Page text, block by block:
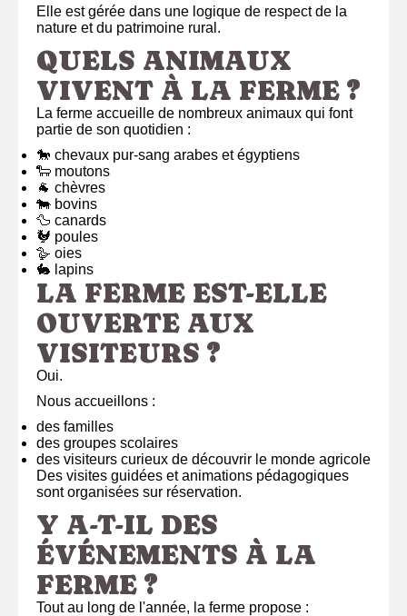
Elle est gérée dans une logique de respect de la
nature et du patrimoine rural.
QUELS ANIMAUX
VIVENT À LA FERME ?
La ferme accueille de nombreux animaux qui font
partie de son quotidien :
🐎 chevaux pur-sang arabes et égyptiens
🐑 moutons
🐐 chèvres
🐄 bovins
🦆 canards
🐓 poules
🪿 oies
🐇 lapins
LA FERME EST-ELLE
OUVERTE AUX
VISITEURS ?
Oui.
Nous accueillons :
des familles
des groupes scolaires
des visiteurs curieux de découvrir le monde agricole
Des visites guidées et animations pédagogiques
sont organisées sur réservation.
Y A-T-IL DES
ÉVÉNEMENTS À LA
FERME ?
Tout au long de l'année, la ferme propose :